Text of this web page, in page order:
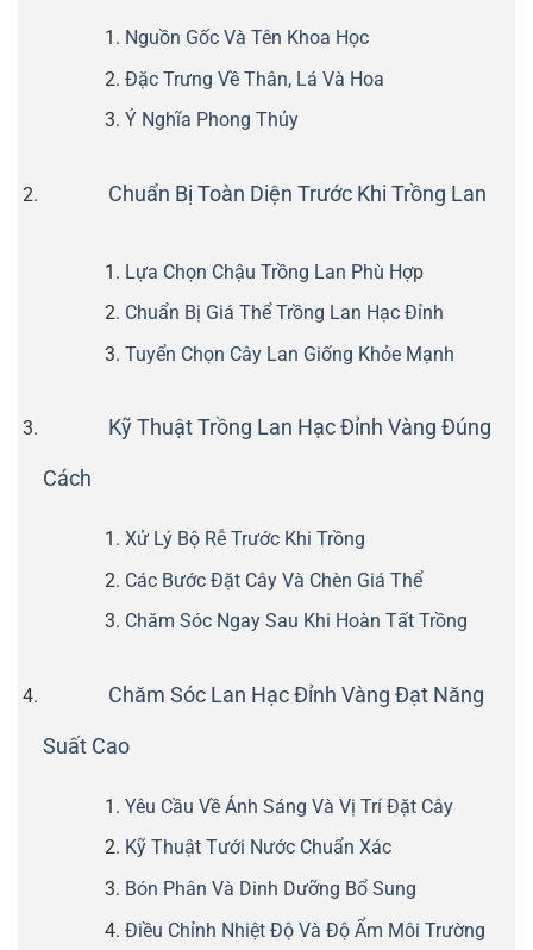
Nguồn Gốc Và Tên Khoa Học
Đặc Trưng Về Thân, Lá Và Hoa
Ý Nghĩa Phong Thủy
Chuẩn Bị Toàn Diện Trước Khi Trồng Lan
Lựa Chọn Chậu Trồng Lan Phù Hợp
Chuẩn Bị Giá Thể Trồng Lan Hạc Đỉnh
Tuyển Chọn Cây Lan Giống Khỏe Mạnh
Kỹ Thuật Trồng Lan Hạc Đỉnh Vàng Đúng
Cách
Xử Lý Bộ Rễ Trước Khi Trồng
Các Bước Đặt Cây Và Chèn Giá Thể
Chăm Sóc Ngay Sau Khi Hoàn Tất Trồng
Chăm Sóc Lan Hạc Đỉnh Vàng Đạt Năng
Suất Cao
Yêu Cầu Về Ánh Sáng Và Vị Trí Đặt Cây
Kỹ Thuật Tưới Nước Chuẩn Xác
Bón Phân Và Dinh Dưỡng Bổ Sung
Điều Chỉnh Nhiệt Độ Và Độ Ẩm Môi Trường